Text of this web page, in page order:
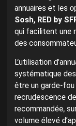
annuaires et les
Sosh, RED by
qui facilitent une
des
L’utilisation
systématique
être un garde-
recrudescence
recommandée,
volume élevé